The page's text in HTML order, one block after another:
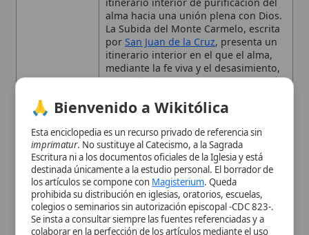
carmelita, ha influido en lateologíay
la práctica contemplativa a lo largo de
los siglos.
Espiritualidad cristiana,mística,
purificación del alma, fe como medio
de unión con Dios
Autor y marco espiritual
El símbolo del Monte
Carmelo
Sentido general de la obra
prohibida su distribución en iglesias, oratorios, escuelas,
colegios o seminarios sin autorización episcopal -CDC 823-.
Se insta a consultar siempre las fuentes referenciadas y a
colaborar en la perfección de los artículos mediante el uso
del menú superior. Entrando a la enciclopedia confirma que
ha leído y acepta expresamente lapolítica de privacidady el
aviso legal.
Aceptar y Entrar